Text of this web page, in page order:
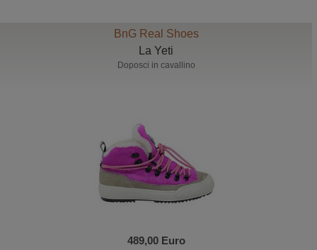
BnG Real Shoes
La Yeti
Doposci in cavallino
489,00 Euro